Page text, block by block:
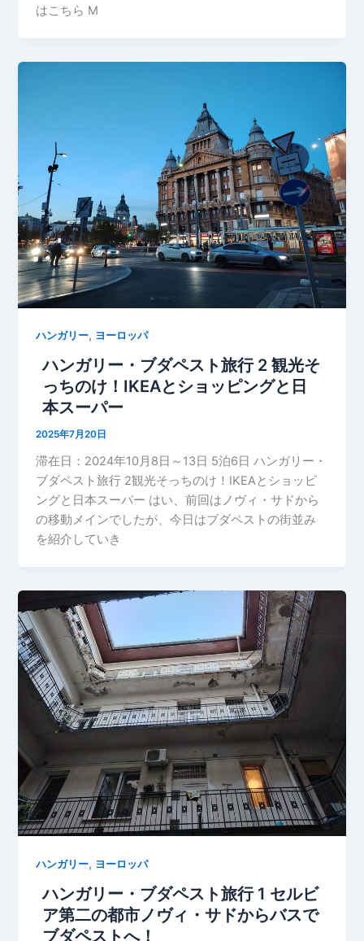
はこちら M
ハンガリー, ヨーロッパ
ハンガリー・ブダペスト旅行 2 観光そ
っちのけ！IKEAとショッピングと日
本スーパー
2025年7月20日
滞在日：2024年10月8日～13日 5泊6日 ハンガリー・
ブダペスト旅行 2観光そっちのけ！IKEAとショッピ
ングと日本スーパー はい、前回はノヴィ・サドから
の移動メインでしたが、今日はブダペストの街並み
を紹介していき
ハンガリー, ヨーロッパ
ハンガリー・ブダペスト旅行 1 セルビ
ア第二の都市ノヴィ・サドからバスで
ブダペストへ！